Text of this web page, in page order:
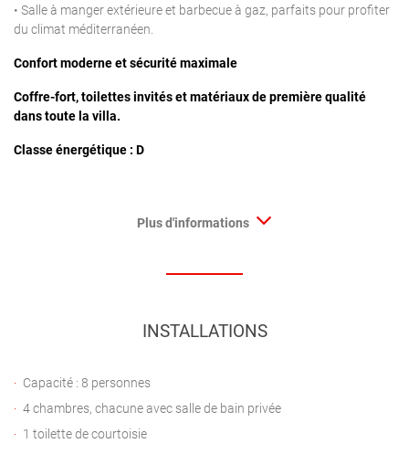
• Salle à manger extérieure et barbecue à gaz, parfaits pour profiter
du climat méditerranéen.
Confort moderne et sécurité maximale
Coffre-fort, toilettes invités et matériaux de première qualité
dans toute la villa.
Classe énergétique : D
Plus d'informations
INSTALLATIONS
Capacité : 8 personnes
4 chambres, chacune avec salle de bain privée
1 toilette de courtoisie